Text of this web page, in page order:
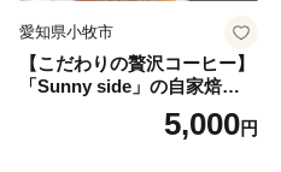
愛知県小牧市
【こだわりの贅沢コーヒー】
「Sunny side」の自家焙煎珈
琲こまきブレンド（100g）
5,000円